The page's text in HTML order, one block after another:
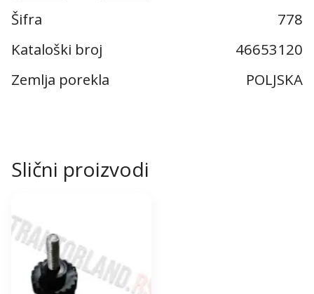
Šifra
778
Kataloški broj
46653120
Zemlja porekla
POLJSKA
Slični proizvodi